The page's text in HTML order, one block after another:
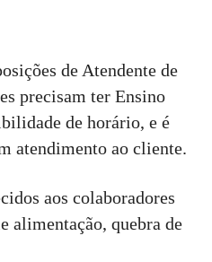
de Atendente de
precisam ter Ensino
de horário, e é
atendimento ao cliente.
aos colaboradores
alimentação, quebra de